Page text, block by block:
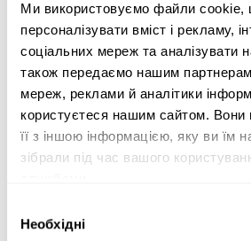
Ми використовуємо файли cookie,
персоналізувати вміст і рекламу,
соціальних мереж та аналізувати
також передаємо нашим партнерам
мереж, реклами й аналітики
користуєтеся нашим сайтом. Вони
її з іншою інформацією, яку ви їм
зібрали під час вашого
згоди
Необхідні
відмінну віддачу м’яча. Ця ракетка
спеціально для гри в атаці, що
вибором для конкурентоспроможних
підвищити свою ефективність.